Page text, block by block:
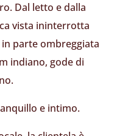
Dal letto e dalla
vista ininterrotta
in parte ombreggiata
indiano, gode di
e intimo.